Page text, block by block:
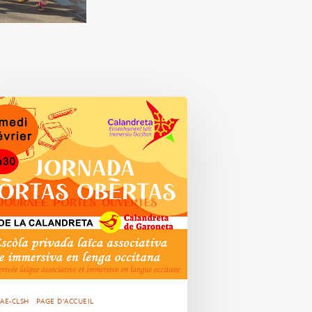
CLSH PAGE D'ACCUEIL